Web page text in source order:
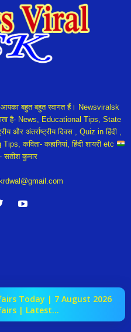
बहुत बहुत स्वागत हैं। Newsviralsk
है- News, Educational Tips, State
और अंतर्राष्ट्रीय दिवस , Quiz in हिंदी ,
कविता- कहानियां, हिंदी शायरी etc
सतीश कुमार
Today | 7 August 2026
| Latest...